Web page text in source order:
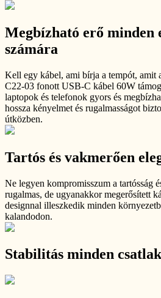
Megbízható erő minden
számára
Kell egy kábel, ami bírja a tempót, amit
C22-03 fonott USB-C kábel 60W
laptopok és telefonok gyors és
hossza kényelmet és rugalmasságot
útközben.
Tartós és vakmerően
Ne legyen kompromisszum a tartósság
rugalmas, de ugyanakkor megerősített
designnal illeszkedik minden
kalandodon.
Stabilitás minden